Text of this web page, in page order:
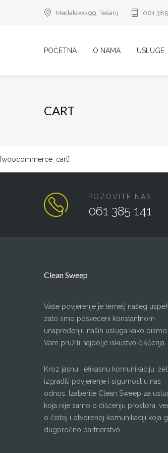
Medakovo 99, Tešanj 061
POČETNA O NAMA USLUGE
CART
[woocommerce_cart]
POZOVITE NAS
061 385 141
Clean Sweep
Vaše povjerenje je temelj našeg
zato smo posvećeni konstantnom
unapređenju naših usluga kako bismo
Vam pružili najbolje iskustvo čišćenja.
Kroz jasnu i efikasnu komunikaciju,
izgraditi povjerenje i sigurnost u naš
odnos. Izaberite Clean Sweep za
koja nije samo o čišćenju prostora,
o čistoj i otvorenoj komunikaciji koja
dugoročno partnerstvo.